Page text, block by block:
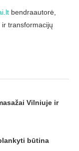
bendraautorė,
transformacijų
Vilniuje ir
būtina